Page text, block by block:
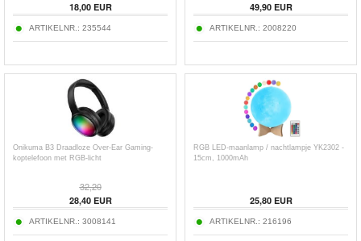
18,00EUR
ARTIKELNR.: 235544
49,90EUR
ARTIKELNR.: 2008220
Onikuma B3 Draadloze Over-Ear Gaming-
koptelefoon met RGB-licht
32,20
28,40EUR
ARTIKELNR.: 3008141
RGB LED-maanlamp / nachtlampje YK2302 -
15cm, 1000mAh
25,80EUR
ARTIKELNR.: 216196